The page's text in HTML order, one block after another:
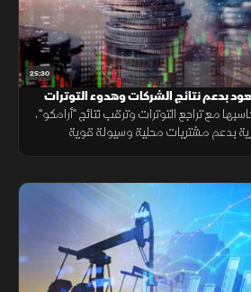
25:30
بدعم نتائج الشركات وهدوء التوترات
مع تراجع التوترات وترقب نتائج "أرامكو"،
بدعم مشتريات محلية وسيولة قوية